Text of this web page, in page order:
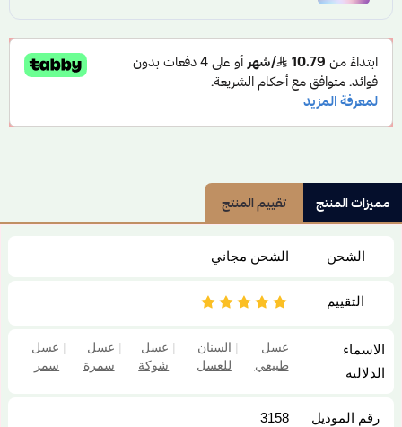
الزهور المتغذية عليها ويمكن الرجوع للإطلاع على الفوائد العلاجية
للكتب المتخصصة.
مميزات المنتج تقييم المنتج
الشحن الشحن مجاني
التقييم
الاسماء
الدلاليه
عسل
طبيعي
| السنان
للعسل
| عسل
شوكة
| عسل
سمرة
| عسل
سمر
رقم الموديل 3158